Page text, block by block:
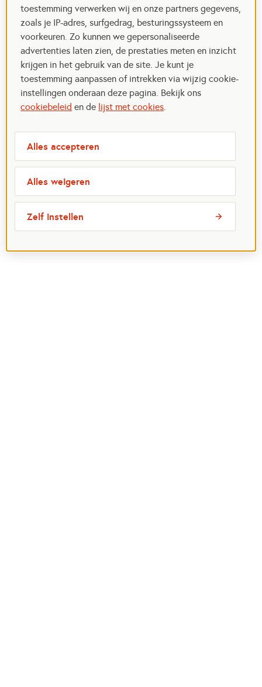
toestemming verwerken wij en onze partners gegevens,
zoals je IP-adres, surfgedrag, besturingssysteem en
voorkeuren. Zo kunnen we gepersonaliseerde
advertenties laten zien, de prestaties meten en inzicht
krijgen in het gebruik van de site. Je kunt je
toestemming aanpassen of intrekken via wijzig cookie-
instellingen onderaan deze pagina. Bekijk ons
cookiebeleid en de lijst met cookies.
Alles accepteren
Alles weigeren
Zelf instellen